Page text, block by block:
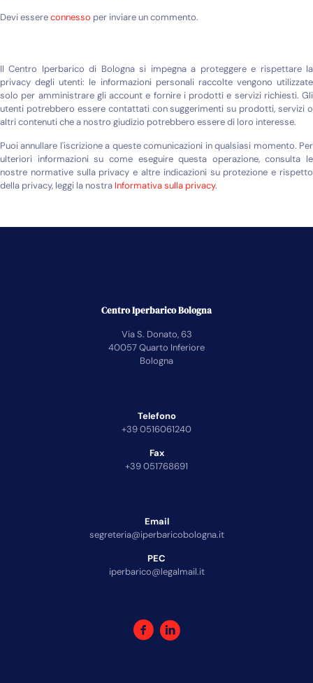
Devi essereconnesso per inviare un commento.
Il Centro Iperbarico di Bologna si impegna a proteggere e rispettare la
privacy degli utenti: le informazioni personali raccolte vengono utilizzate
solo per amministrare gli account e fornire i prodotti e servizi richiesti. Gli
utenti potrebbero essere contattati con suggerimenti su prodotti, servizi o
altri contenuti che a nostro giudizio potrebbero essere di loro interesse.
Puoi annullare l'iscrizione a queste comunicazioni in qualsiasi momento. Per
ulteriori informazioni su come eseguire questa operazione, consulta le
nostre normative sulla privacy e altre indicazioni su protezione e rispetto
della privacy, leggi la nostra Informativa sulla privacy.
Centro Iperbarico Bologna
Via S. Donato, 63
40057 Quarto Inferiore
Bologna
Telefono
+39 0516061240
Fax
+39 051768691
Email
segreteria@iperbaricobologna.it
PEC
iperbarico@legalmail.it